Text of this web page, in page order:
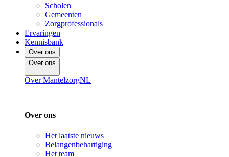
Scholen
Gemeenten
Zorgprofessionals
Ervaringen
Kennisbank
Over ons
Over ons
Over MantelzorgNL
Over ons
Het laatste nieuws
Belangenbehartiging
Het team